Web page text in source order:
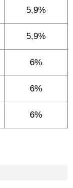
5,9%
5,9%
6%
6%
6%